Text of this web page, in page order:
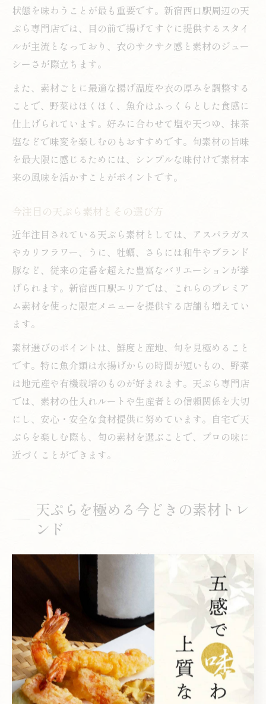
状態を味わうことが最も重要です。新宿西口駅周辺の天
ぷら専門店では、目の前で揚げてすぐに提供するスタイ
ルが主流となっており、衣のサクサク感と素材のジュー
シーさが際立ちます。
また、素材ごとに最適な揚げ温度や衣の厚みを調整する
ことで、野菜はほくほく、魚介はふっくらとした食感に
仕上げられています。好みに合わせて塩や天つゆ、抹茶
塩などで味変を楽しむのもおすすめです。旬素材の旨味
を最大限に感じるためには、シンプルな味付けで素材本
来の風味を活かすことがポイントです。
今注目の天ぷら素材とその選び方
近年注目されている天ぷら素材としては、アスパラガス
やカリフラワー、うに、牡蠣、さらには和牛やブランド
豚など、従来の定番を超えた豊富なバリエーションが挙
げられます。新宿西口駅エリアでは、これらのプレミア
ム素材を使った限定メニューを提供する店舗も増えてい
ます。
素材選びのポイントは、鮮度と産地、旬を見極めること
です。特に魚介類は水揚げからの時間が短いもの、野菜
は地元産や有機栽培のものが好まれます。天ぷら専門店
では、素材の仕入れルートや生産者との信頼関係を大切
にし、安心・安全な食材提供に努めています。自宅で天
ぷらを楽しむ際も、旬の素材を選ぶことで、プロの味に
近づくことができます。
天ぷらを極める今どきの素材トレ
ンド
天ぷらの最新素材トレンド徹底リサーチ
天ぷらの世界では、近年「素材へのこだわり」が一層重
視されており、新宿西口駅周辺でもその傾向が顕著で
す。特に旬の魚介類や地元産の野菜だけでなく、全国各
地の希少な食材を取り入れる店舗が増加しています。ト
レンドの背景には、食材本来の味や香りを最大限に活か
すための工夫や、健康志向の高まりも影響しています。
例えば、江戸前の伝統的な素材に加え、アスパラガスや